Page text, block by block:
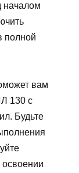
началом
полной
вам
130 с
Будьте